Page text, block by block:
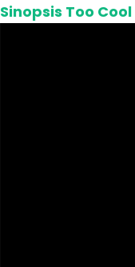
Sinopsis Too